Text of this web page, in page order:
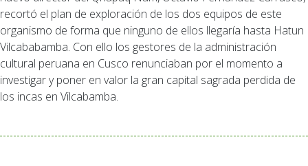
recortó el plan de exploración de los dos equipos de este
organismo de forma que ninguno de ellos llegaría hasta Hatun
Vilcababamba. Con ello los gestores de la administración
cultural peruana en Cusco renunciaban por el momento a
investigar y poner en valor la gran capital sagrada perdida de
los incas en Vilcabamba.